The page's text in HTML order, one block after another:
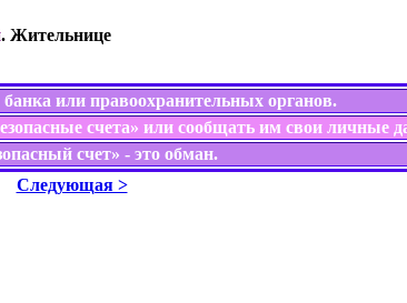
. Жительнице
или правоохранительных органов.
счета» или сообщать им свои личные
счет» - это обман.
Следующая >